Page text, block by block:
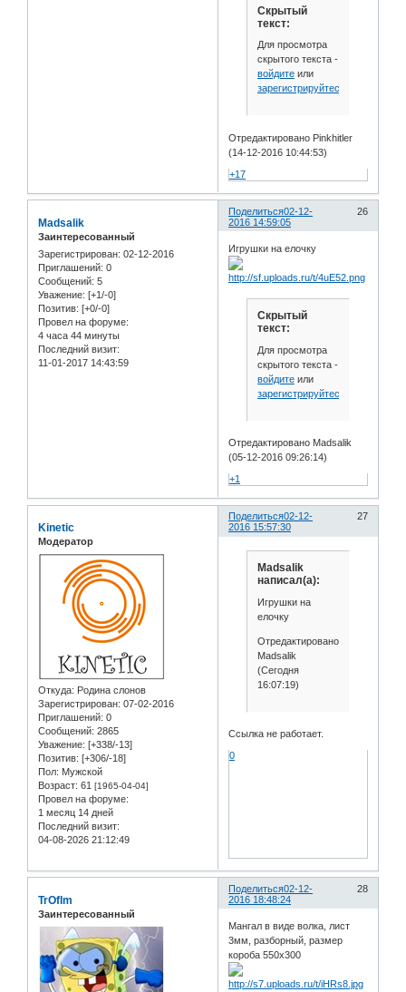
Скрытый
текст:
Для просмотра
скрытого текста -
войдитеили
зарегистрируйтесь
Отредактировано Pinkhitler
(14-12-2016 10:44:53)
+17
Поделиться 26
02-12-
2016 14:59:05
Madsalik
Заинтересованный
Зарегистрирован: 02-12-2016
Приглашений: 0
Сообщений: 5
Уважение: [+1/-0]
Позитив: [+0/-0]
Провел на форуме:
4 часа 44 минуты
Последний визит:
11-01-2017 14:43:59
Игрушки на елочку
Скрытый
текст:
Для просмотра
скрытого текста -
войдитеили
зарегистрируйтесь
Отредактировано Madsalik
(05-12-2016 09:26:14)
+1
Поделиться 27
02-12-
2016 15:57:30
Kinetic
Модератор
Откуда: Родина слонов
Зарегистрирован: 07-02-2016
Приглашений: 0
Сообщений: 2865
Уважение: [+338/-13]
Позитив: [+306/-18]
Пол: Мужской
Возраст: 61 [1965-04-04]
Провел на форуме:
1 месяц 14 дней
Последний визит:
04-08-2026 21:12:49
Madsalik
написал(а):
Игрушки на
елочку
Отредактировано
Madsalik
(Сегодня
16:07:19)
Ссылка не работает.
0
Поделиться 28
02-12-
2016 18:48:24
TrOfIm
Заинтересованный
Мангал в виде волка, лист
3мм, разборный, размер
короба 550х300